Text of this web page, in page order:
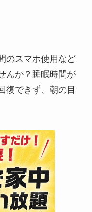
のスマホ使用など
んか？睡眠時間が
復できず、朝の目